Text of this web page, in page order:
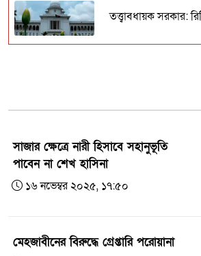
তত্ত্বাবধায়ক সরকার:
ঢাকা দক্ষিণের মেয়র
আবু সাঈদ হত্যার
সাজার ক্ষেত্রে নারী হিসাবে সহানুভূতি
পাবেন না শেখ হাসিনা
১৬ নভেম্বর ২০২৫, ১৭:৫০
মেহজাবীনের বিরুদ্ধে গ্রেপ্তারি পরোয়ানা